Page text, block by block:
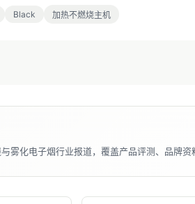
Black 加热不燃烧主机
雾化电子烟行业报道，覆盖产品评测、品牌资